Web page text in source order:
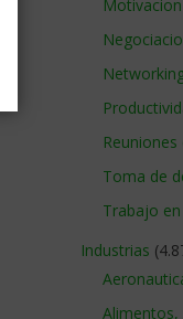
Motivacion
Toma de
Trabajo
Industrias
Alimentos,